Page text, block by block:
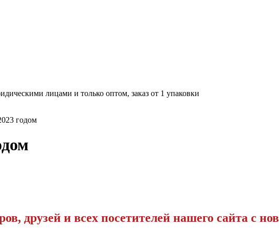
лицами и только оптом, заказ от 1 упаковки
годом
друзей и всех посетителей нашего сайта с